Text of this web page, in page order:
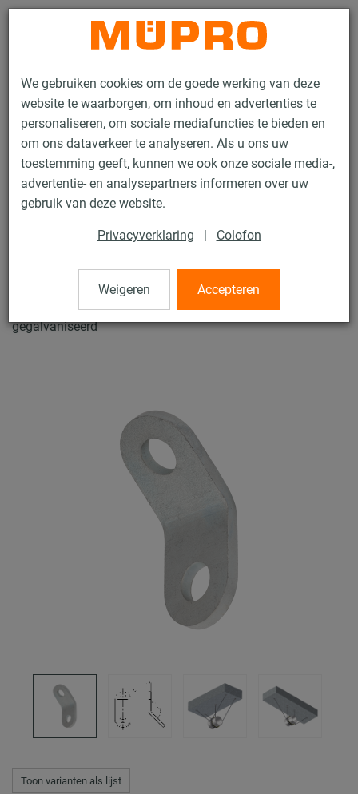
We gebruiken cookies om de goede werking van deze
website te waarborgen, om inhoud en advertenties te
personaliseren, om sociale mediafuncties te bieden en
om ons dataverkeer te analyseren. Als u ons uw
toestemming geeft, kunnen we ook onze sociale media-,
advertentie- en analysepartners informeren over uw
gebruik van deze website.
Privacyverklaring | Colofon
Weigeren Accepteren
Contact
Producten Bevestigingstechniek
Montagetoebehoren
Hoeksteunen
Hoeksteunen
gegalvaniseerd
Toon varianten als lijst